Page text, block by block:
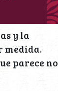
y la
medida.
parece no